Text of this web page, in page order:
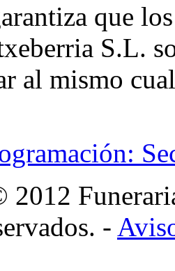
que
S.L.
al mismo
-